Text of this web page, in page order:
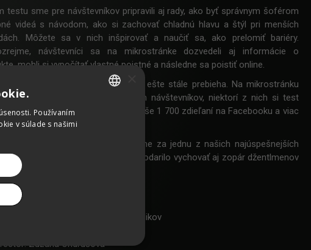
testu sme pre návštevníkov pripravili aj rady, ako byť správnym šoférom
videá s návodom, ako si zachovať chladnú hlavu a štýl pri menších
Môžete sa v nich inšpirovať a naučiť sa, ako prelomiť bariéry.
návštevníci sa na mikrostránke dozvedeli aj informácie o
mohli si vypočítať vlastné poistné a následne sa poistiť online.
dosiahla výborné výsledky, a to ešte stále prebieha. Na mikrostránku
viac než 24 000 unikátnych návštevníkov, niektorí z nich si test
dokonca viackrát. Dosiahli sme vyše 1 700 zdieľaní na Facebooku a viac
000 preklikov na stránku klienta.
tak túto kampaň považujeme za jednu z našich najúspešnejších
kampaní. Veríme, že sa nám ňou podarilo vychovať aj zopár džentlmenov
šoférmi.
Officer: Bernd Fliesser
Director: Alex Strimbeanu, Jord Nikov
Zuzana Ondrušová
Používaním
v súlade s našimi